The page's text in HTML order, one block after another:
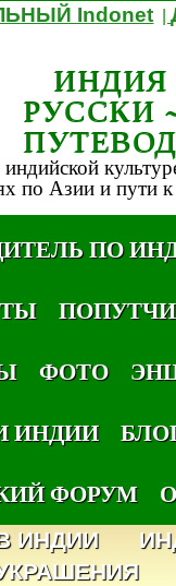
Indonet |
ИНДИЯ
РУССКИ
по Азии и пути к
ПО
ФОТО
ИНДИИ
ФОРУМ
ИНДИИ